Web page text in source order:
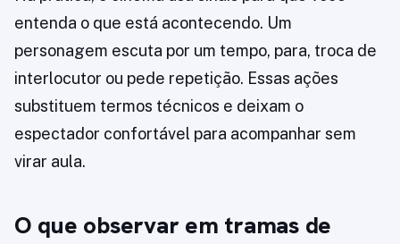
entenda o que está acontecendo. Um
personagem escuta por um tempo, para, troca de
interlocutor ou pede repetição. Essas ações
substituem termos técnicos e deixam o
espectador confortável para acompanhar sem
virar aula.
O que observar em tramas de